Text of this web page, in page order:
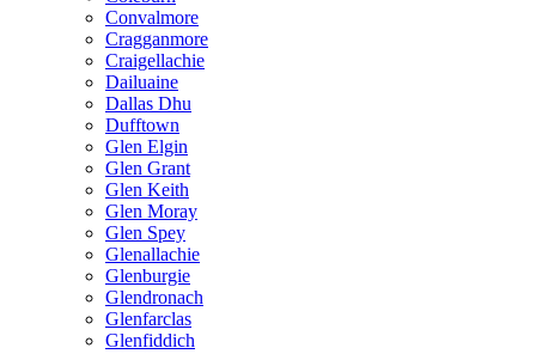
Convalmore
Cragganmore
Craigellachie
Dailuaine
Dallas Dhu
Dufftown
Glen Elgin
Glen Grant
Glen Keith
Glen Moray
Glen Spey
Glenallachie
Glenburgie
Glendronach
Glenfarclas
Glenfiddich